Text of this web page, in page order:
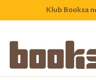
Klub Booksa